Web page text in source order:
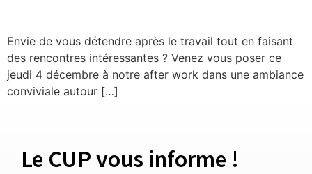
Envie de vous détendre après le travail tout en faisant
des rencontres intéressantes ? Venez vous poser ce
jeudi 4 décembre à notre after work dans une ambiance
conviviale autour […]
Le CUP vous informe !